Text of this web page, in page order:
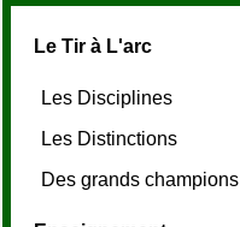
Le Tir à L'arc
Les Disciplines
Les Distinctions
Des grands champions